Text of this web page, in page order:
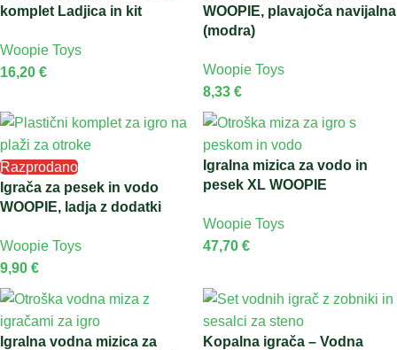
komplet Ladjica in kit
Woopie Toys
16,20 €
WOOPIE, plavajoča navijalna
(modra)
Woopie Toys
8,33 €
Razprodano
Igrača za pesek in vodo
WOOPIE, ladja z dodatki
Woopie Toys
9,90 €
Igralna mizica za vodo in
pesek XL WOOPIE
Woopie Toys
47,70 €
Igralna vodna mizica za
Kopalna igrača – Vodna